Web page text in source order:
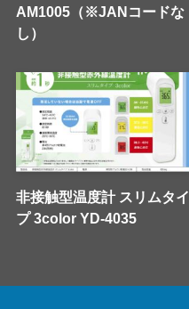
AM1005（※JANコードな
し）
非接触型温度計 スリムタイ
プ 3color YD-4035